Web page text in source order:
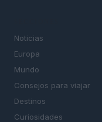
Noticias
Europa
Mundo
Consejos para viajar
Destinos
Curiosidades